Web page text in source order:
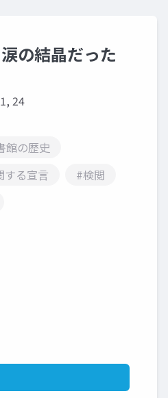
の結晶だった
24
館の歴史
する宣言
#検閲